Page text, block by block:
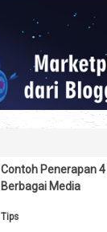
Contoh Penerapan
Berbagai Media
Tips